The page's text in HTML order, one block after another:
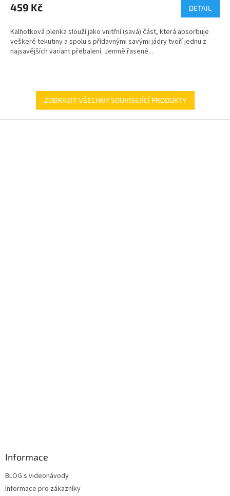
459 Kč DETAIL
Kalhotková plenka slouží jako vnitřní (savá) část, která absorbuje
veškeré tekutiny a spolu s přídavnými savými jádry tvoří jednu z
najsavějších variant přebalení. Jemně řasené...
ZOBRAZIT VŠECHNY SOUVISEJÍCÍ PRODUKTY
Informace
BLOG s videonávody
Informace pro zákazníky